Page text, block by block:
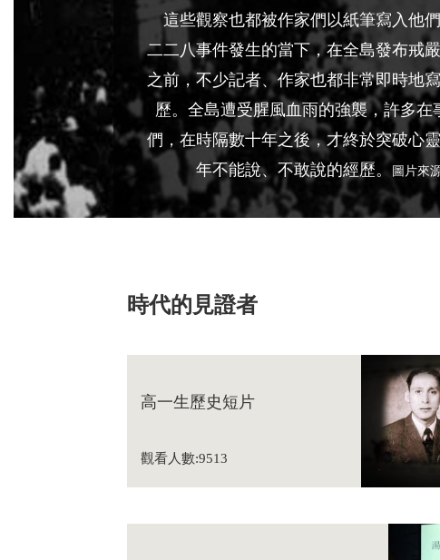
這些觀察也都被作家們以紙筆寫入他們
二二八事件發生的當下，在全島發布戒
之前，不少記者、作家也都非常即時地
歷。全島遭受腥風血雨的強襲，許多在
們，在時隔數十年之後，才終於突破心
年不能說、不敢說的經歷。
圖片來
時代的見證者
高一生歷史短片
觀看人數:9513